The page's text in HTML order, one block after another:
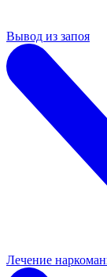
Вывод из запоя
Лечение